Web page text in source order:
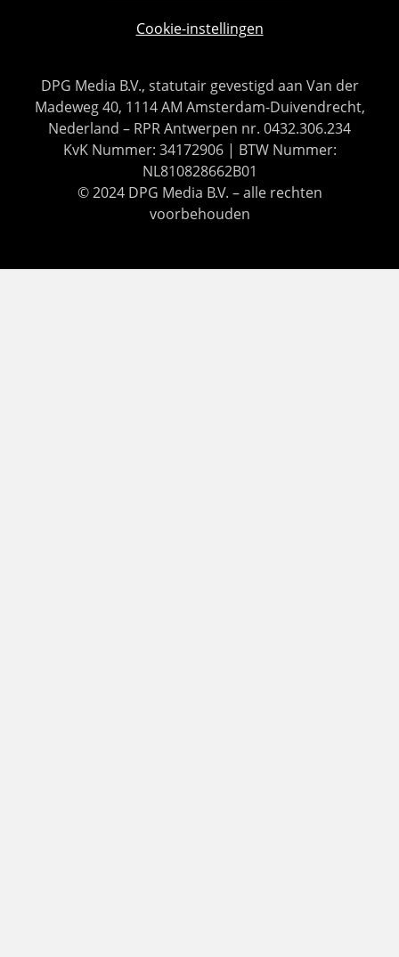
Cookie-instellingen
DPG Media B.V., statutair gevestigd aan Van der
Madeweg 40, 1114 AM Amsterdam-Duivendrecht,
Nederland – RPR Antwerpen nr. 0432.306.234
KvK Nummer: 34172906 | BTW Nummer:
NL810828662B01
© 2024 DPG Media B.V. – alle rechten
voorbehouden